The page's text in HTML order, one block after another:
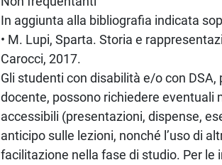
In aggiunta alla bibliografia indicata
• M. Lupi, Sparta. Storia e
Carocci, 2017.
Gli studenti con disabilità e/o con DSA,
docente, possono richiedere eventuali
accessibili (presentazioni, dispense,
anticipo sulle lezioni, nonché l’uso di
facilitazione nella fase di studio. Per le